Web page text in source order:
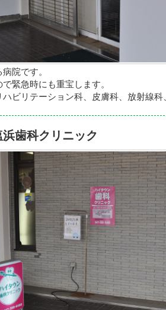
院です。
緊急時にも重宝します。
ハビリテーション科、皮膚科、放射線
歯科クリニック